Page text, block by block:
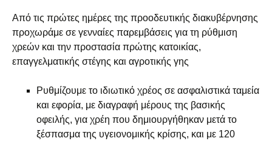
Από τις πρώτες ημέρες της προοδευτικής διακυβέρνησης
προχωράμε σε γενναίες παρεμβάσεις για τη ρύθμιση
χρεών και την προστασία πρώτης κατοικίας,
επαγγελματικής στέγης και αγροτικής γης
Ρυθμίζουμε το ιδιωτικό χρέος σε ασφαλιστικά ταμεία
και εφορία, με διαγραφή μέρους της βασικής
οφειλής, για χρέη που δημιουργήθηκαν μετά το
ξέσπασμα της υγειονομικής κρίσης, και με 120